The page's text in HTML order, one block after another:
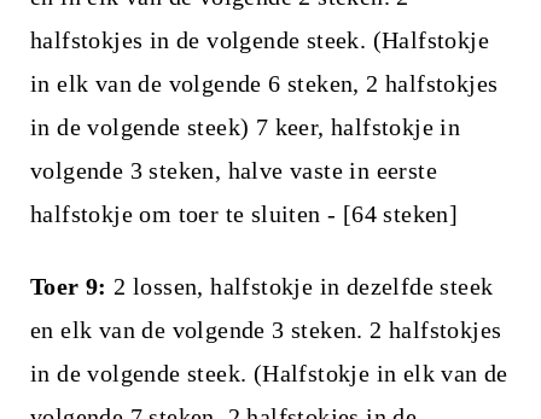
halfstokjes in de volgende steek. (Halfstokje
in elk van de volgende 6 steken, 2 halfstokjes
in de volgende steek) 7 keer, halfstokje in
volgende 3 steken, halve vaste in eerste
halfstokje om toer te sluiten - [64 steken]
Toer 9: 2 lossen, halfstokje in dezelfde steek
en elk van de volgende 3 steken. 2 halfstokjes
in de volgende steek. (Halfstokje in elk van de